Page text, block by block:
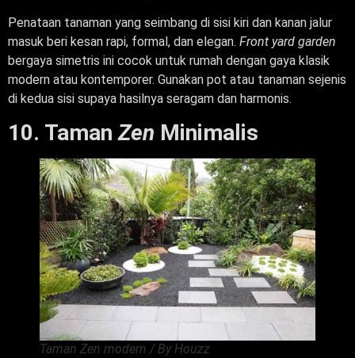
Penataan tanaman yang seimbang di sisi kiri dan kanan jalur
masuk beri kesan rapi, formal, dan elegan. Front yard garden
bergaya simetris ini cocok untuk rumah dengan gaya klasik
modern atau kontemporer. Gunakan pot atau tanaman sejenis
di kedua sisi supaya hasilnya seragam dan harmonis.
10. TamanZen Minimalis
Taman Zen modern / By Houzz